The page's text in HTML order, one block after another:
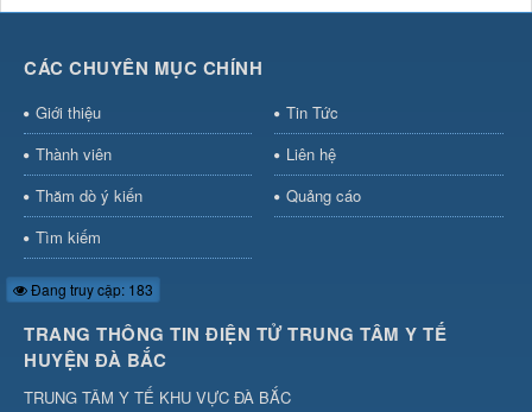
CÁC CHUYÊN MỤC CHÍNH
Giới thiệu
Tin Tức
Thành viên
Liên hệ
Thăm dò ý kiến
Quảng cáo
Tìm kiếm
Đang truy cập: 183
TRANG THÔNG TIN ĐIỆN TỬ TRUNG TÂM Y TẾ
HUYỆN ĐÀ BẮC
TRUNG TÂM Y TẾ KHU VỰC ĐÀ BẮC